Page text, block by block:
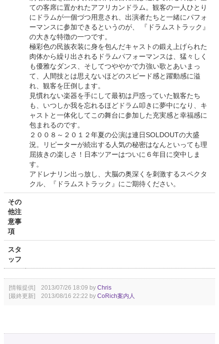
ての客席に置かれたアフリカンドラム。観客の一人ひとり
にドラムが一個づつ用意され、出演者たちと一緒にパフォ
ーマンスに参加できるというのが、 『ドラムストラック』
の大きな特徴の一つです。
極彩色の民族衣装に身を包んだキャストの鍛え上げられた
肉体から繰り出されるドラムパフォーマンスは、猛々しく
も優雅なダンス、そしてつややかで力強い歌とあいまっ
て、人間技とは思えないほどのスピード感と躍動感に溢
れ、観客を圧倒します。
見慣れない楽器を手にして最初は戸惑っていた観客たち
も、いつしか我を忘れるほどドラム叩きに夢中になり、キ
ャストと一体化してこの舞台に参加した充実感と幸福感に
包まれるのです。
２００８～２０１２年夏の公演は連日SOLDOUTの大盛
況。リピーターが続出する人気の秘密はなんといっても理
屈抜きの楽しさ！日本ツアーはついに６年目に突中しま
す。
アドレナリン出っ放し、大脳の奥深くを刺激するスペクタ
クル、『ドラムストラック』にご期待ください。
その
他注
意事
項
スタ
ッフ
[情報提供] 2013/07/26 18:09 by Chris
[最終更新] 2013/08/16 22:22 by CoRich案内人